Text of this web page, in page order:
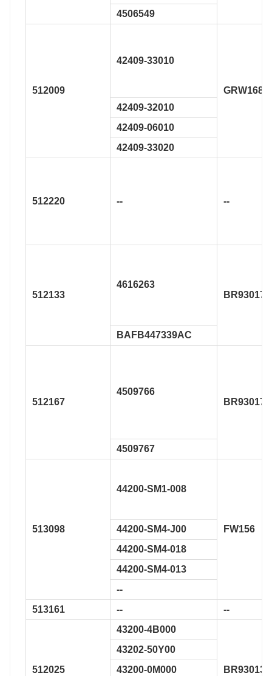
4506549
512009
42409-33010
GRW168
42409-32010
42409-06010
42409-33020
512220 -- --
512133
4616263
BR930176
BAFB447339AC
512167
4509766
BR930173
4509767
513098
44200-SM1-008
FW156
44200-SM4-J00
44200-SM4-018
44200-SM4-013
--
513161
-- --
512025
43200-4B000
BR930134
43202-50Y00
43200-0M000